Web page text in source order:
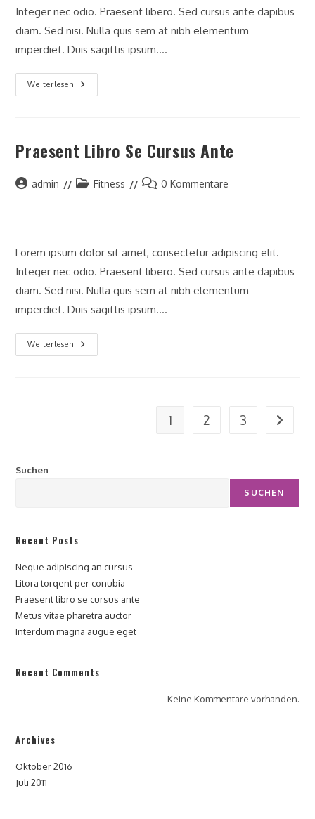
Integer nec odio. Praesent libero. Sed cursus ante dapibus
diam. Sed nisi. Nulla quis sem at nibh elementum
imperdiet. Duis sagittis ipsum.…
Weiterlesen
Litora
Torqent
Praesent Libro Se Cursus Ante
Beitrags-
admin
Beitrags-
Fitness
Beitrags-0 Kommentare
Lorem ipsum dolor sit amet, consectetur adipiscing elit.
Integer nec odio. Praesent libero. Sed cursus ante dapibus
diam. Sed nisi. Nulla quis sem at nibh elementum
imperdiet. Duis sagittis ipsum.…
Weiterlesen
Praesent
Libro
1 2 3 Gehe
Suchen
SUCHEN
Recent Posts
Neque adipiscing an cursus
Litora torqent per conubia
Praesent libro se cursus ante
Metus vitae pharetra auctor
Interdum magna augue eget
Recent Comments
Keine Kommentare vorhanden.
Archives
Oktober 2016
Juli 2011